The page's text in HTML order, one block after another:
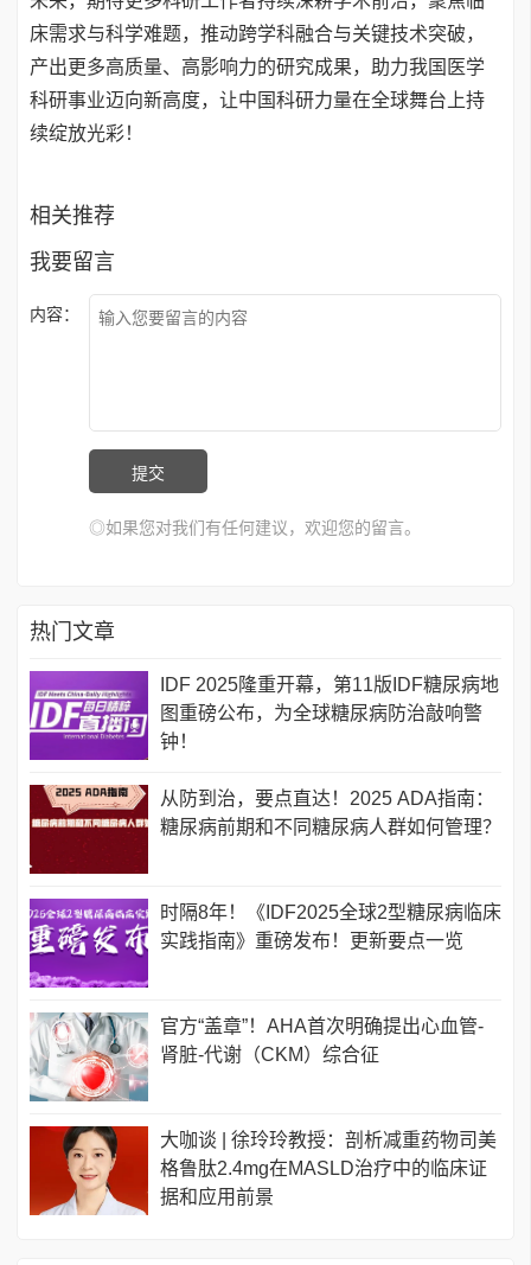
床需求与科学难题，推动跨学科融合与关键技术突破，
产出更多高质量、高影响力的研究成果，助力我国医学
科研事业迈向新高度，让中国科研力量在全球舞台上持
续绽放光彩！
相关推荐
我要留言
内容：
◎如果您对我们有任何建议，欢迎您的留言。
热门文章
IDF 2025隆重开幕，第11版IDF糖尿病地
图重磅公布，为全球糖尿病防治敲响警
钟！
从防到治，要点直达！2025 ADA指南：
糖尿病前期和不同糖尿病人群如何管理？
时隔8年！《IDF2025全球2型糖尿病临床
实践指南》重磅发布！更新要点一览
官方“盖章”！AHA首次明确提出心血管-
肾脏-代谢（CKM）综合征
大咖谈 | 徐玲玲教授：剖析减重药物司美
格鲁肽2.4mg在MASLD治疗中的临床证
据和应用前景